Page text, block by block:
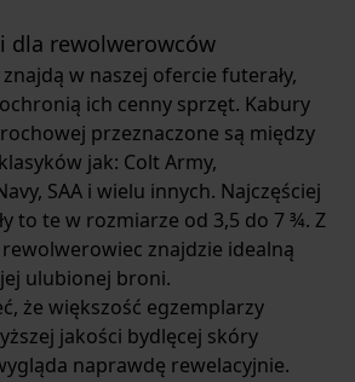
dla rewolwerowców
w naszej ofercie futerały,
ich cenny sprzęt. Kabury
przeznaczone są między
jak: Colt Army,
SAA i wielu innych. Najczęściej
to te w rozmiarze od 3,5 do 7 ¾. Z
znajdzie idealną
ulubionej broni.
że większość egzemplarzy
jakości bydlęcej skóry
naprawdę rewelacyjnie.